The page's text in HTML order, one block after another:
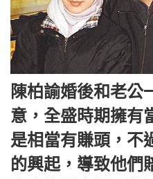
陳柏諭婚後和老公
意，全盛時期擁有
是相當有賺頭，不
的興起，導致他們